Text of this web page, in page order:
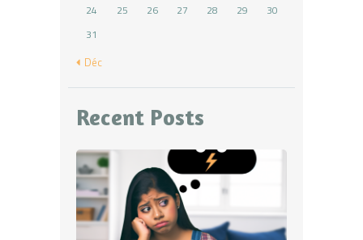
24
25 26 27 28 29
30
31
« Déc
Recent Posts